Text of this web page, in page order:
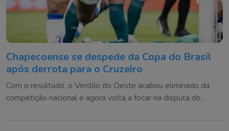
Chapecoense se despede da Copa do Brasil
após derrota para o Cruzeiro
Com o resultado, o Verdão do Oeste acabou eliminado da
competição nacional e agora volta a focar na disputa do